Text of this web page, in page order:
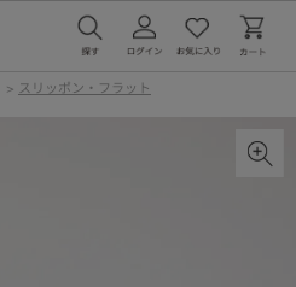
> スリッポン・フラット